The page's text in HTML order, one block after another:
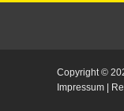
Copyright ©
Impressum